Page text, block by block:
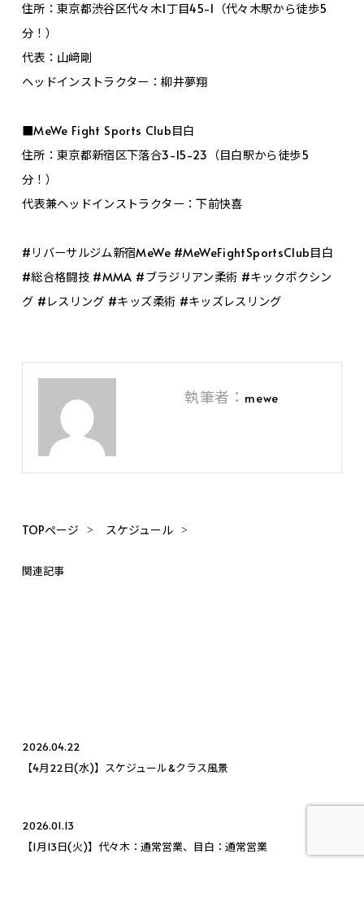
住所：東京都渋谷区代々木1丁目45-1（代々木駅から徒歩5
分！）
代表：山﨑剛
ヘッドインストラクター：柳井夢翔
■MeWe Fight Sports Club目白
住所：東京都新宿区下落合3-15-23（目白駅から徒歩5
分！）
代表兼ヘッドインストラクター：下前快喜
#リバーサルジム新宿MeWe #MeWeFightSportsClub目白
#総合格闘技 #MMA #ブラジリアン柔術 #キックボクシン
グ #レスリング #キッズ柔術 #キッズレスリング
執筆者： mewe
TOPページ スケジュール
関連記事
2026.04.22
【4月22日(水)】スケジュール&クラス風景
2026.01.13
【1月13日(火)】代々木：通常営業、目白：通常営業